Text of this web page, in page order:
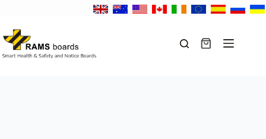
Carrello